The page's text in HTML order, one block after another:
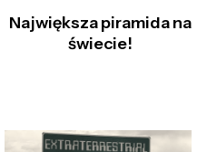
Największa piramida na
świecie!